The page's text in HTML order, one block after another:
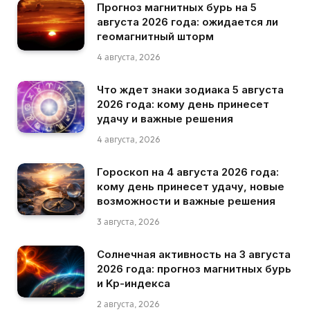
Прогноз магнитных бурь на 5
августа 2026 года: ожидается ли
геомагнитный шторм
4 августа, 2026
Что ждет знаки зодиака 5 августа
2026 года: кому день принесет
удачу и важные решения
4 августа, 2026
Гороскоп на 4 августа 2026 года:
кому день принесет удачу, новые
возможности и важные решения
3 августа, 2026
Солнечная активность на 3 августа
2026 года: прогноз магнитных бурь
и Kp-индекса
2 августа, 2026